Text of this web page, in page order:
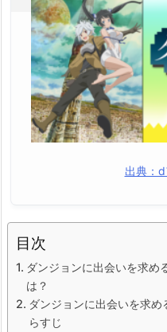
出典：
目次
ダンジョンに出会いを求め
は？
ダンジョンに出会いを求
らすじ